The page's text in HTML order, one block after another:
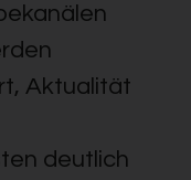
Aktualität
deutlich